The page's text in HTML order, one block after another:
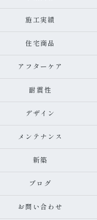
施工実績
住宅商品
アフターケア
耐震性
デザイン
メンテナンス
新築
ブログ
お問い合わせ